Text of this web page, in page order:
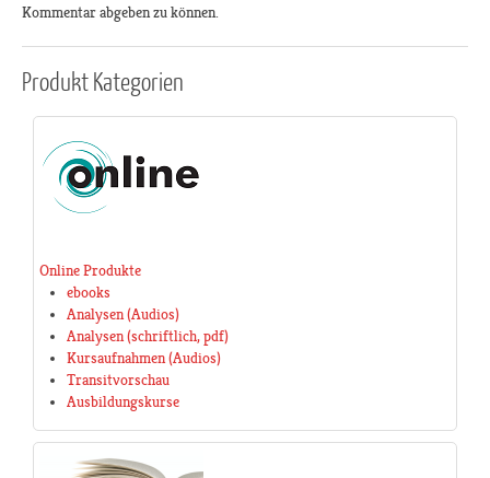
Kommentar abgeben zu können.
ProduktKategorien
Online Produkte
ebooks
Analysen (Audios)
Analysen (schriftlich, pdf)
Kursaufnahmen (Audios)
Transitvorschau
Ausbildungskurse